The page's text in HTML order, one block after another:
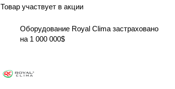
Товар участвует в акции
Оборудование Royal Clima застраховано
на 1 000 000$